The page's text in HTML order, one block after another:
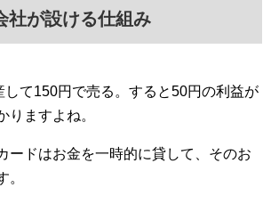
社が設ける仕組み
して150円で売る。すると50円の利益が
りますよね。
ードはお金を一時的に貸して、そのお
。